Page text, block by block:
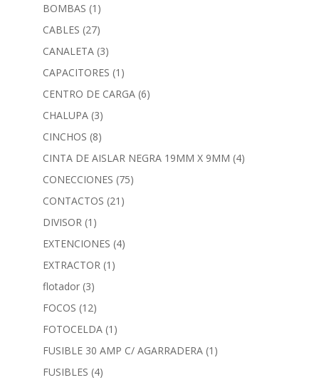
BOMBAS (1)
CABLES (27)
CANALETA (3)
CAPACITORES (1)
CENTRO DE CARGA (6)
CHALUPA (3)
CINCHOS (8)
CINTA DE AISLAR NEGRA 19MM X 9MM (4)
CONECCIONES (75)
CONTACTOS (21)
DIVISOR (1)
EXTENCIONES (4)
EXTRACTOR (1)
flotador (3)
FOCOS (12)
FOTOCELDA (1)
FUSIBLE 30 AMP C/ AGARRADERA (1)
FUSIBLES (4)